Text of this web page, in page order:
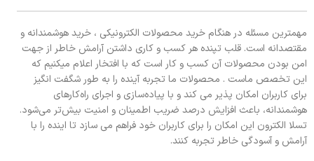
مهمترین مسئله در هنگام خرید محصولات الکترونیکی ، خرید هوشمندانه و
مقتصدانه است. قلب تپنده هر کسب و کاری داشتن آرامش خاطر از جهت
امن بودن محصولات آن کسب و کار است که با افتخار اعلام میکنیم که
این تخصص ماست . محصولات ما تجربه آینده را به طور شگفت انگیز
برای کاربران امکان پذیر می کند و با پیاده‌سازی و اجرای راه‌کارهای
هوشمندانه، باعث افزایش درصد ضریب اطمینان و امنیت بیش‌تر می‌شود.
تسلا الکترون این امکان را برای کاربران خود فراهم می سازد تا اینده را با
آرامش و آسودگی خاطر تجربه کنند.